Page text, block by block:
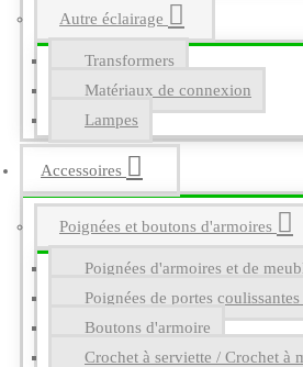
Autre éclairage
Transformers
Matériaux de connexion
Lampes
Accessoires
Poignées et boutons d'armoires
Poignées d'armoires et de
Poignées de portes
Boutons d'armoire
Crochet à serviette / Crochet à